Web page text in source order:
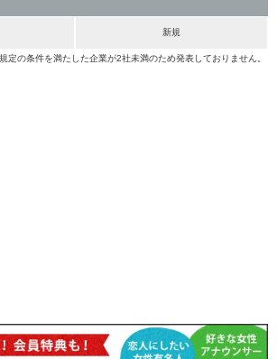
新規
定の条件を満たした企業が2社未満のため発表しておりません。